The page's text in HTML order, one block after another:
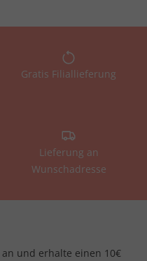
Gratis Filiallieferung
Lieferung an
Wunschadresse
und erhalte einen 10€